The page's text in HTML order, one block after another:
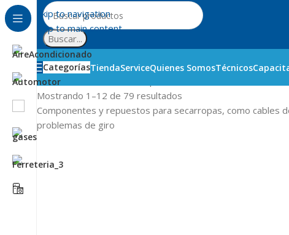
Skip to navigation
Skip to main content
Buscar...
CategoríasTiendaServiceQuienes SomosTécnicos
Inicio
Mostrando 1–12 de 79 resultados
Componentes y repuestos para secarropas, como cables
problemas de giro